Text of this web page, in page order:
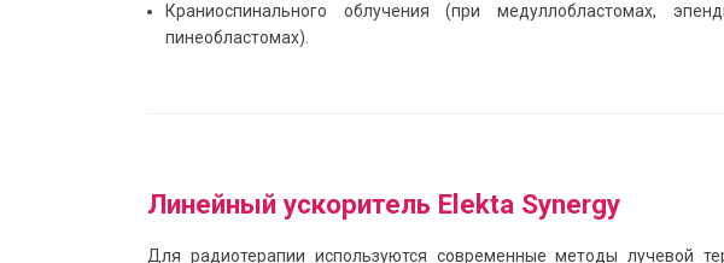
Краниоспинального облучения (при медуллобластомах,
пинеобластомах).
Линейный ускоритель Elekta Synergy
Для радиотерапии используются современные методы лучевой